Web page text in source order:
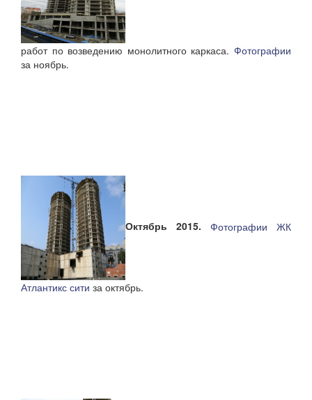
работ по возведению монолитного каркаса. Фотографии
за ноябрь.
Октябрь 2015. Фотографии ЖК
Атлантикс сити за октябрь.